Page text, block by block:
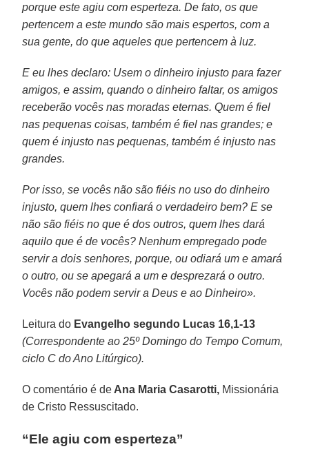
porque este agiu com esperteza. De fato, os que
pertencem a este mundo são mais espertos, com a
sua gente, do que aqueles que pertencem à luz.
E eu lhes declaro: Usem o dinheiro injusto para fazer
amigos, e assim, quando o dinheiro faltar, os amigos
receberão vocês nas moradas eternas. Quem é fiel
nas pequenas coisas, também é fiel nas grandes; e
quem é injusto nas pequenas, também é injusto nas
grandes.
Por isso, se vocês não são fiéis no uso do dinheiro
injusto, quem lhes confiará o verdadeiro bem? E se
não são fiéis no que é dos outros, quem lhes dará
aquilo que é de vocês? Nenhum empregado pode
servir a dois senhores, porque, ou odiará um e amará
o outro, ou se apegará a um e desprezará o outro.
Vocês não podem servir a Deus e ao Dinheiro».
Leitura do Evangelho segundo Lucas 16,1-13
(Correspondente ao 25º Domingo do Tempo Comum,
ciclo C do Ano Litúrgico).
O comentário é de Ana Maria Casarotti, Missionária
de Cristo Ressuscitado.
“Ele agiu com esperteza”